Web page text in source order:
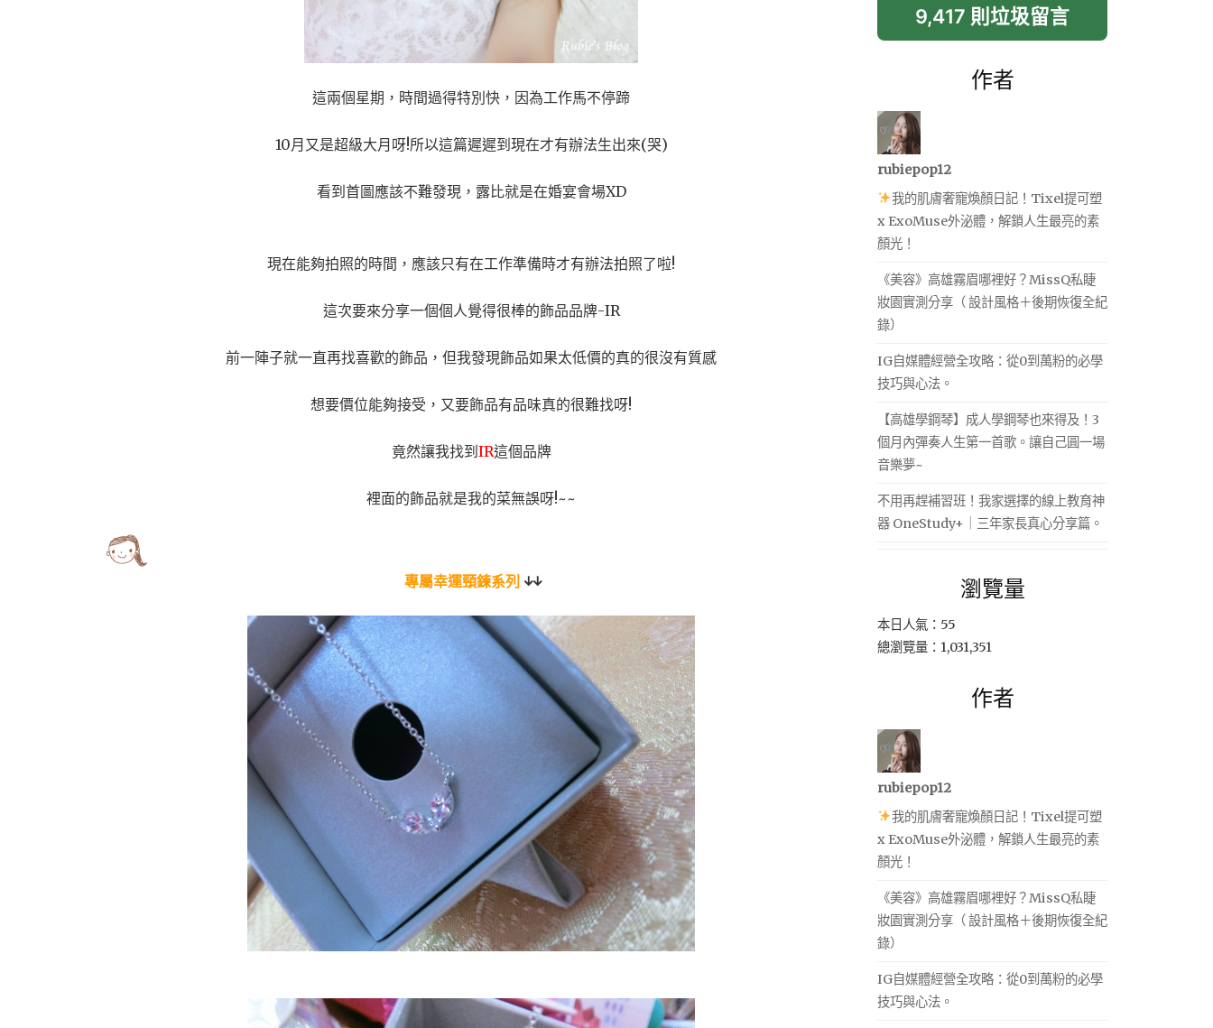
這兩個星期，時間過得特別快，因為工作馬不停蹄
10月又是超級大月呀!所以這篇遲遲到現在才有辦法生出來(哭)
看到首圖應該不難發現，露比就是在婚宴會場XD
現在能夠拍照的時間，應該只有在工作準備時才有辦法拍照了啦!
這次要來分享一個個人覺得很棒的飾品品牌-IR
前一陣子就一直再找喜歡的飾品，但我發現飾品如果太低價的真的很沒有質感
想要價位能夠接受，又要飾品有品味真的很難找呀!
竟然讓我找到 IR這個品牌
裡面的飾品就是我的菜無誤呀!~~
專屬幸運頸鍊系列 ↓↓
9,417 則垃圾留言
作者
rubiepop12
我的肌膚奢寵煥顏日記！Tixel提可塑
x ExoMuse外泌體，解鎖人生最亮的素
顏光！
《美容》高雄霧眉哪裡好？MissQ私睫
妝園實測分享（ 設計風格＋後期恢復全紀
錄）
IG自媒體經營全攻略：從0到萬粉的必學
技巧與心法。
【高雄學鋼琴】成人學鋼琴也來得及！3
個月內彈奏人生第一首歌。讓自己圓一場
音樂夢~
不用再趕補習班！我家選擇的線上教育神
器 OneStudy+｜三年家長真心分享篇。
瀏覽量
本日人氣：55
總瀏覽量：1,031,351
作者
rubiepop12
我的肌膚奢寵煥顏日記！Tixel提可塑
x ExoMuse外泌體，解鎖人生最亮的素
顏光！
《美容》高雄霧眉哪裡好？MissQ私睫
妝園實測分享（ 設計風格＋後期恢復全紀
錄）
IG自媒體經營全攻略：從0到萬粉的必學
技巧與心法。